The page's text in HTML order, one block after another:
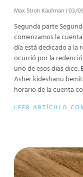
Max Stroh Kaufman 03/
Segunda parte
comenzamos la
día está dedicado a la
ocurrió por la
uno de esos dias
Asher kideshanu
horario de la cuenta
LEER ARTÍCULO